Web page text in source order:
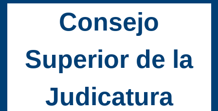
Consejo
Superior de la
Judicatura